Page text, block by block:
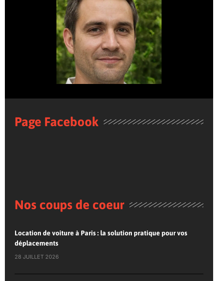
Page Facebook
Nos coups de coeur
Location de voiture à Paris : la solution pratique pour vos
déplacements
28 JUILLET 2026